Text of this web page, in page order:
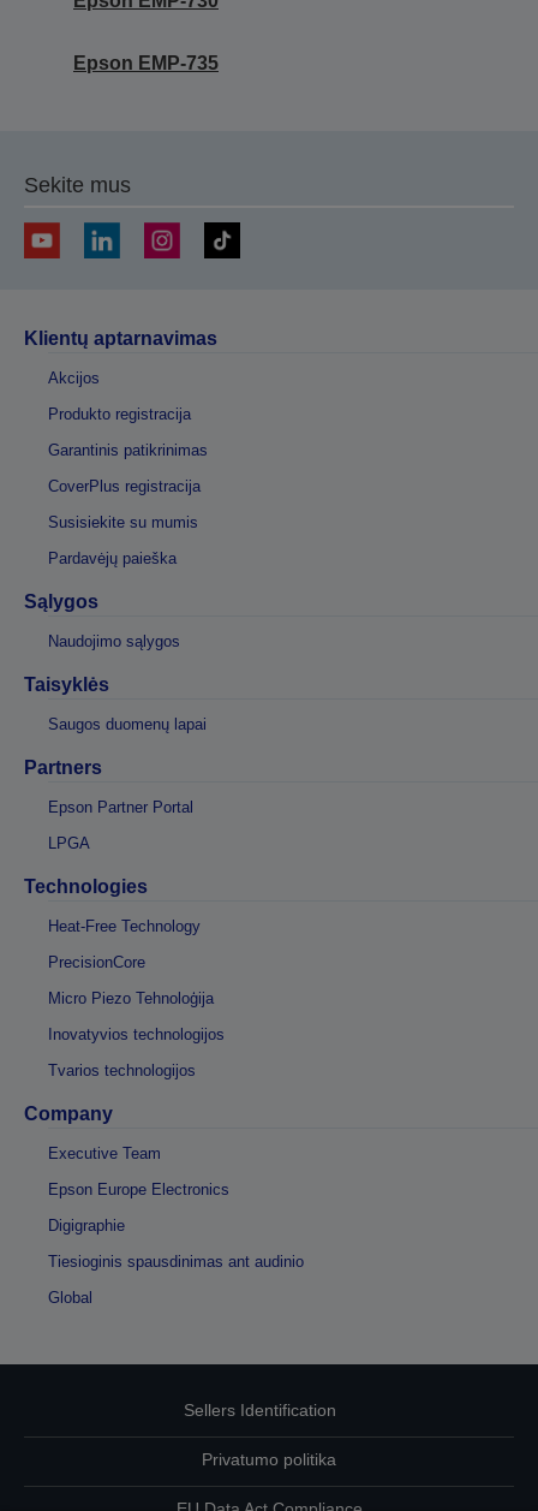
Epson EMP-735
Sekite mus
Klientų aptarnavimas
Akcijos
Produkto registracija
Garantinis patikrinimas
CoverPlus registracija
Susisiekite su mumis
Pardavėjų paieška
Sąlygos
Naudojimo sąlygos
Taisyklės
Saugos duomenų lapai
Partners
Epson Partner Portal
LPGA
Technologies
Heat-Free Technology
PrecisionCore
Micro Piezo Tehnoloģija
Inovatyvios technologijos
Tvarios technologijos
Company
Executive Team
Epson Europe Electronics
Digigraphie
Tiesioginis spausdinimas ant audinio
Global
Sellers Identification
Privatumo politika